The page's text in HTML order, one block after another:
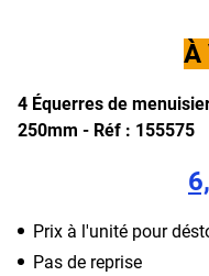
À
4 Équerres de
250mm - Réf : 155575
Prix à l'unité pour
Pas de reprise